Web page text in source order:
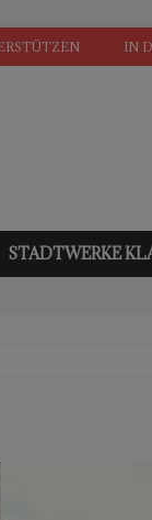
IN
STADTWERKE